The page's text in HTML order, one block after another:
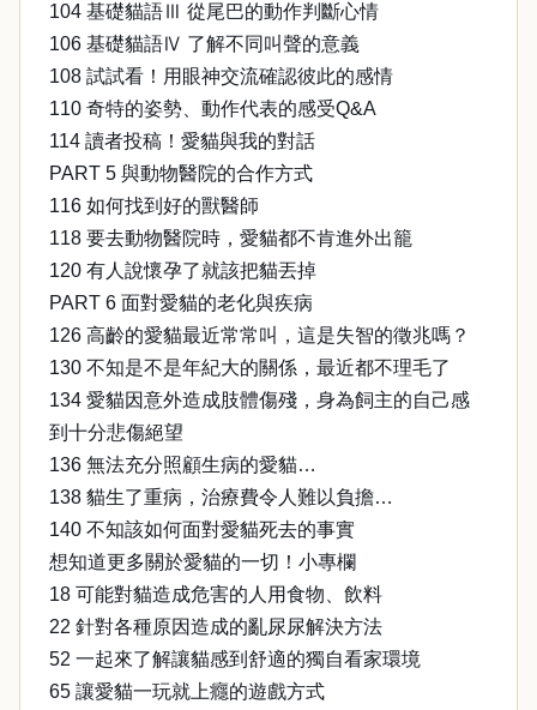
104 基礎貓語Ⅲ 從尾巴的動作判斷心情
106 基礎貓語Ⅳ 了解不同叫聲的意義
108 試試看！用眼神交流確認彼此的感情
110 奇特的姿勢、動作代表的感受Q&A
114 讀者投稿！愛貓與我的對話
PART 5 與動物醫院的合作方式
116 如何找到好的獸醫師
118 要去動物醫院時，愛貓都不肯進外出籠
120 有人說懷孕了就該把貓丟掉
PART 6 面對愛貓的老化與疾病
126 高齡的愛貓最近常常叫，這是失智的徵兆嗎？
130 不知是不是年紀大的關係，最近都不理毛了
134 愛貓因意外造成肢體傷殘，身為飼主的自己感
到十分悲傷絕望
136 無法充分照顧生病的愛貓…
138 貓生了重病，治療費令人難以負擔…
140 不知該如何面對愛貓死去的事實
想知道更多關於愛貓的一切！小專欄
18 可能對貓造成危害的人用食物、飲料
22 針對各種原因造成的亂尿尿解決方法
52 一起來了解讓貓感到舒適的獨自看家環境
65 讓愛貓一玩就上癮的遊戲方式